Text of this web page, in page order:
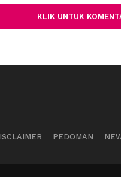
KLIK UNTUK
PEDOMAN